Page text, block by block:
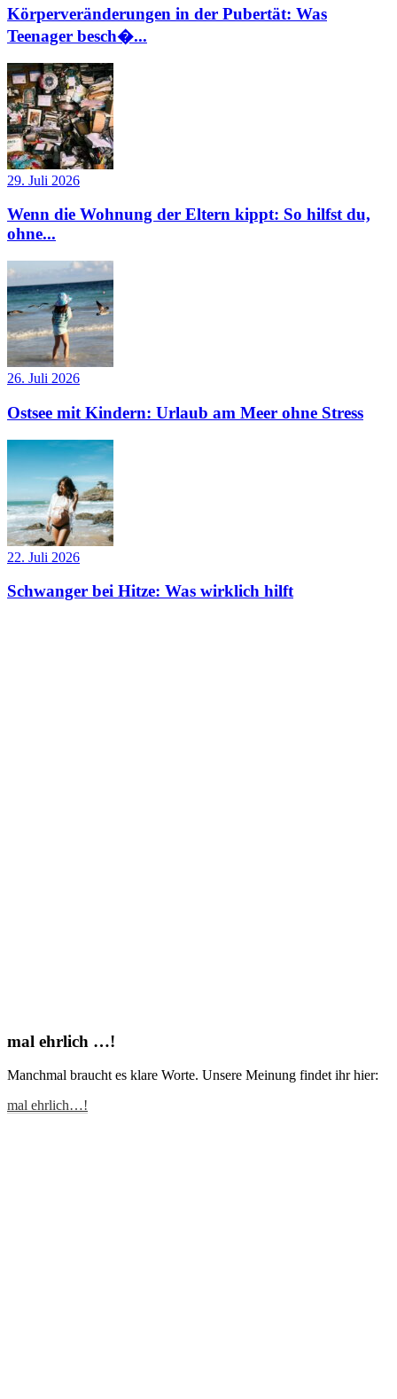
Körperveränderungen in der Pubertät: Was
Teenager besch�...
29. Juli 2026
Wenn die Wohnung der Eltern kippt: So hilfst du,
ohne...
26. Juli 2026
Ostsee mit Kindern: Urlaub am Meer ohne Stress
22. Juli 2026
Schwanger bei Hitze: Was wirklich hilft
mal ehrlich …!
Manchmal braucht es klare Worte. Unsere Meinung findet ihr hier:
mal ehrlich…!